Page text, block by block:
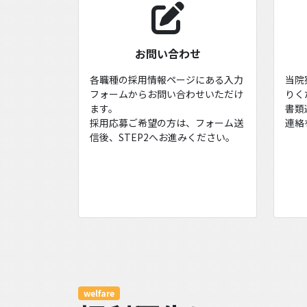
お問い合わせ
各職種の採用情報ページにある入力
フォームからお問い合わせいただけ
ます。
採用応募ご希望の方は、フォーム送
信後、STEP2へお進みください。
当
り
書類
連絡
welfare